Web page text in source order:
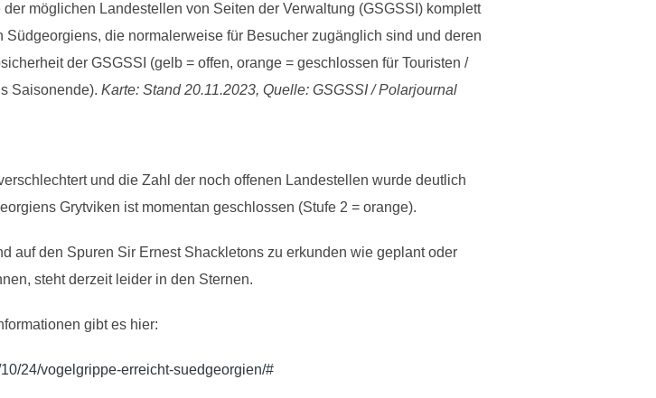
möglichen Landestellen von Seiten der Verwaltung (GSGSSI) komplett
die normalerweise für Besucher zugänglich sind und deren
der GSGSSI (gelb = offen, orange = geschlossen für Touristen /
Saisonende). Karte: Stand 20.11.2023, Quelle: GSGSSI / Polarjournal
und die Zahl der noch offenen Landestellen wurde deutlich
Grytviken ist momentan geschlossen (Stufe 2 = orange).
auf den Spuren Sir Ernest Shackletons zu erkunden wie geplant oder
steht derzeit leider in den Sternen.
gibt es hier:
24/vogelgrippe-erreicht-suedgeorgien/#